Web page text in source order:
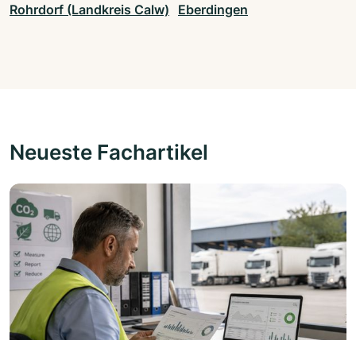
Rohrdorf (Landkreis Calw) Eberdingen
Neueste Fachartikel